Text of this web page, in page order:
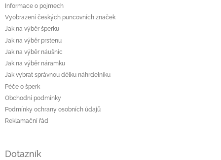
Informace o pojmech
Vyobrazení českých puncovních značek
Jak na výběr šperku
Jak na výběr prstenu
Jak na výběr náušnic
Jak na výběr náramku
Jak vybrat správnou délku náhrdelníku
Péče o šperk
Obchodní podmínky
Podmínky ochrany osobních údajů
Reklamační řád
Dotazník